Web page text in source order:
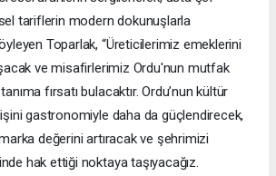
tariflerin modern dokunuşlarla
Toparlak, “Üreticilerimiz emeklerini
ve misafirlerimiz Ordu'nun mutfak
fırsatı bulacaktır. Ordu’nun kültür
gastronomiyle daha da güçlendirecek,
değerini artıracak ve şehrimizi
hak ettiği noktaya taşıyacağız.